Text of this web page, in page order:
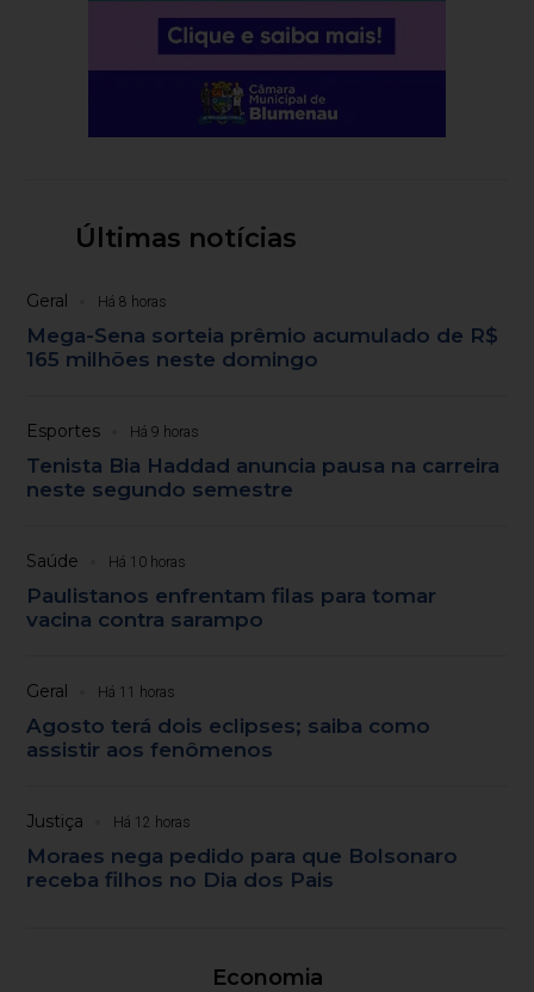
Últimas notícias
Geral Há 8 horas
Mega-Sena sorteia prêmio acumulado de R$
165 milhões neste domingo
Esportes Há 9 horas
Tenista Bia Haddad anuncia pausa na carreira
neste segundo semestre
Saúde Há 10 horas
Paulistanos enfrentam filas para tomar
vacina contra sarampo
Geral Há 11 horas
Agosto terá dois eclipses; saiba como
assistir aos fenômenos
Justiça Há 12 horas
Moraes nega pedido para que Bolsonaro
receba filhos no Dia dos Pais
Economia